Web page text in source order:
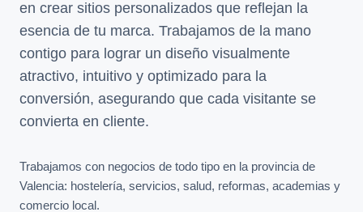
en crear sitios personalizados que reflejan la
esencia de tu marca. Trabajamos de la mano
contigo para lograr un diseño visualmente
atractivo, intuitivo y optimizado para la
conversión, asegurando que cada visitante se
convierta en cliente.
Trabajamos con negocios de todo tipo en la provincia de
Valencia: hostelería, servicios, salud, reformas, academias y
comercio local.